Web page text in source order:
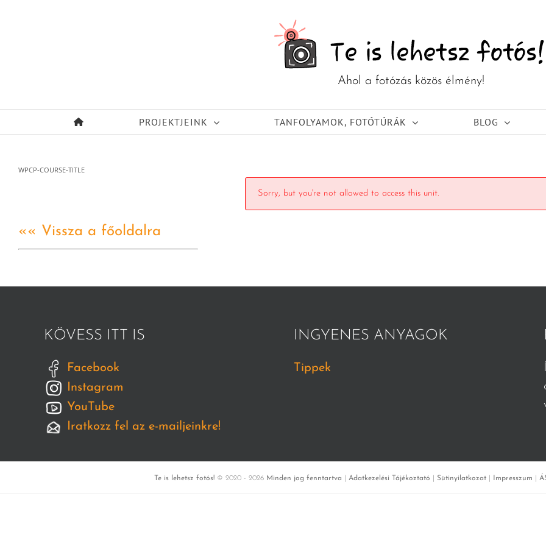
PROJEKTJEINK TANFOLYAMOK, FOTÓTÚRÁK BLOG
Sorry, but you're not allowed to access this unit.
WPCP-COURSE-TITLE
«« Vissza a főoldalra
KÖVESS ITT IS
Facebook
Instagram
YouTube
Iratkozz fel az e-mailjeinkre!
INGYENES ANYAGOK
Tippek
Te is lehetsz fotós! © 2020 - 2026 Minden jog fenntartva Adatkezelési Tájékoztató Sütinyilatkozat Impresszum